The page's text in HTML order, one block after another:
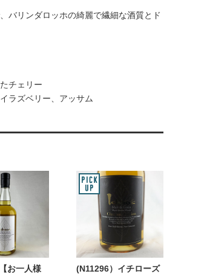
バリンダロッホの綺麗で繊細な酒質とド
チェリー
ラズベリー、アッサム
お一人様
(N11296）イチローズ